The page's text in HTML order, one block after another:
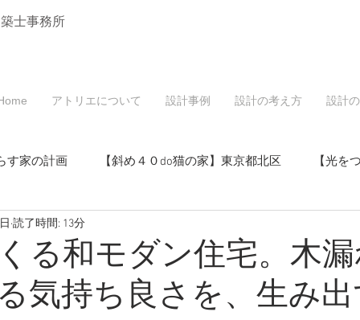
士事務所
アトリエについて 設計事例 設計の考え方 設計
す家の計画 【斜め４０do猫の家】東京都北区 【光を
建てリノベーション】東京都北区
ンションリノベーション】東京都北区
る和モダン住宅。木
気持ち良さを、生み出
読了時間: 13分